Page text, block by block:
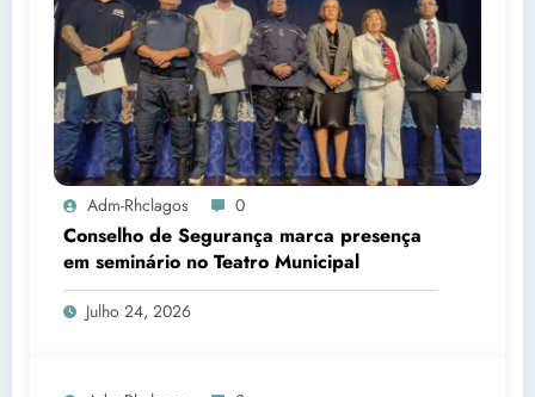
Adm-Rhclagos 0
Conselho de Segurança marca presença
em seminário no Teatro Municipal
Julho 24, 2026